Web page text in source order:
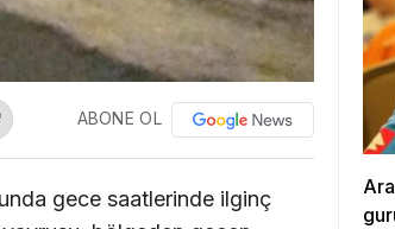
ABONE OL
gece saatlerinde ilginç